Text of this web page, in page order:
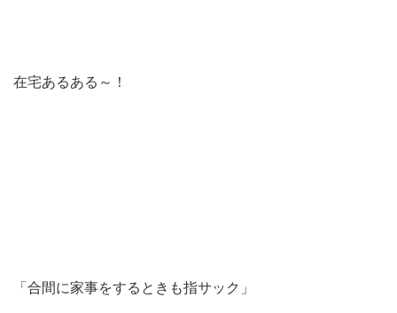
在宅あるある～！
「合間に家事をするときも指サック」